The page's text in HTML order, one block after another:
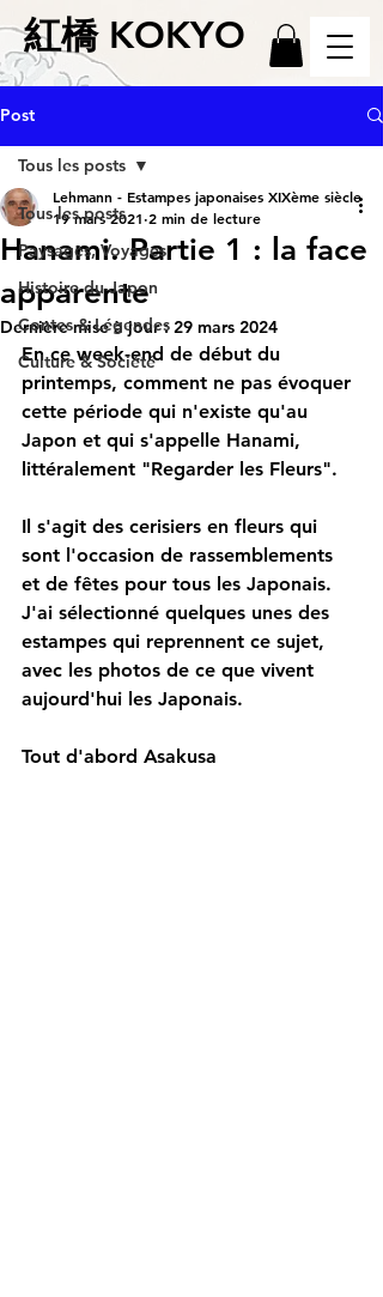
紅橋 KOKYO
Post
Tous les posts
Paysages, Voyages
Histoire du Japon
Contes & Légendes
Culture & Société
Tous les posts
Hanami. Partie 1 : la face
apparente
Lehmann - Estampes japonaises XIXème siècle
19 mars 2021 2 min de lecture
Dernière mise à jour :29 mars 2024
En ce week-end de début du
printemps, comment ne pas évoquer
cette période qui n'existe qu'au
Japon et qui s'appelle Hanami,
littéralement "Regarder les Fleurs".
Il s'agit des cerisiers en fleurs qui
sont l'occasion de rassemblements
et de fêtes pour tous les Japonais.
J'ai sélectionné quelques unes des
estampes qui reprennent ce sujet,
avec les photos de ce que vivent
aujourd'hui les Japonais.
Tout d'abord Asakusa